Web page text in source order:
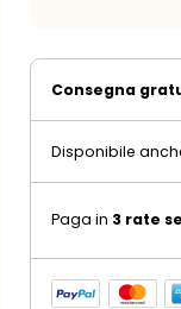
Consegna
Disponibile
Paga in 3 rate